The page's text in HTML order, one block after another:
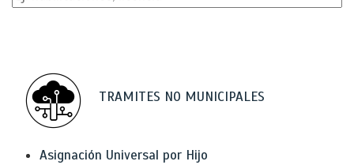
TRAMITES NO MUNICIPALES
Asignación Universal por Hijo